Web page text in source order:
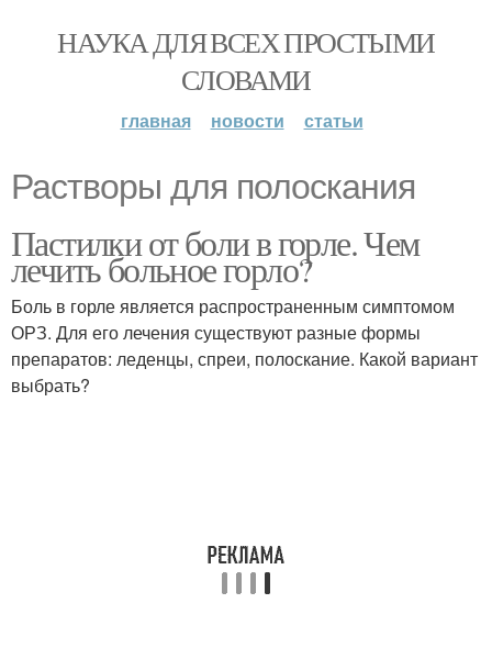
НАУКА ДЛЯ ВСЕХ ПРОСТЫМИ
СЛОВАМИ
главная новости статьи
Растворы для полоскания
Пастилки от боли в горле. Чем
лечить больное горло?
Боль в горле является распространенным симптомом
ОРЗ. Для его лечения существуют разные формы
препаратов: леденцы, спреи, полоскание. Какой вариант
выбрать?